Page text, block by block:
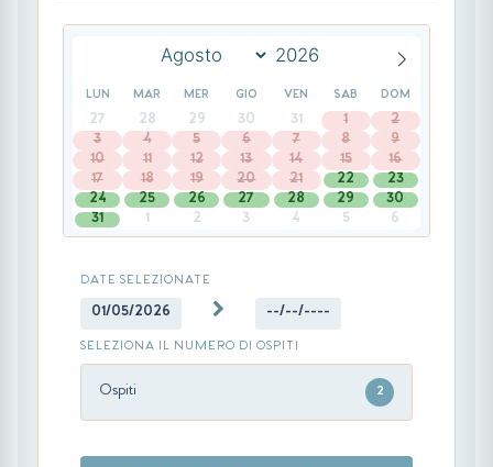
LUN MAR MER GIO VEN SAB DOM
27 28 29 30 31 1
2
3
4 5 6 7 8
9
10
11 12 13 14 15
16
17
18 19 20 21 22
23
24
25 26 27 28 29
30
31
1 2 3 4 5 6
DATE SELEZIONATE
01/05/2026 --/--/----
SELEZIONA IL NUMERO DI OSPITI
Ospiti 2